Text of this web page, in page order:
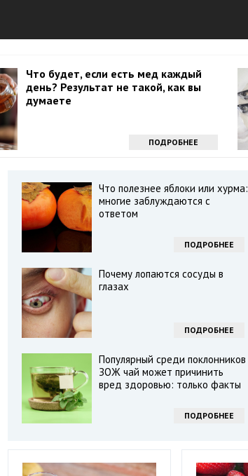
Что будет, если есть мед каждый
день? Результат не такой, как вы
думаете
ПОДРОБНЕЕ
Что полезнее яблоки или хурма:
многие заблуждаются с
ответом
ПОДРОБНЕЕ
Почему лопаются сосуды в
глазах
ПОДРОБНЕЕ
Популярный среди поклонников
ЗОЖ чай может причинить
вред здоровью: только факты
ПОДРОБНЕЕ